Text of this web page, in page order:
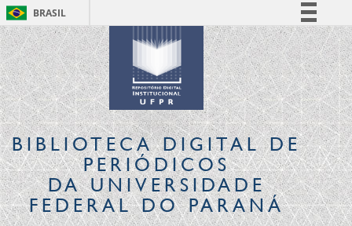
BRASIL
Simplifique!
Comunica BR
Participe
Acesso à informação
Legislação
Canais
BIBLIOTECA DIGITALDE
PERIÓDICOS
DA UNIVERSIDADE
FEDERAL DO PARANÁ